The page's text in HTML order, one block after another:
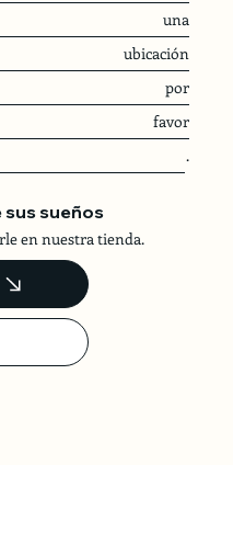
una
ubicación
por
favor
.
sueños
en nuestra tienda.